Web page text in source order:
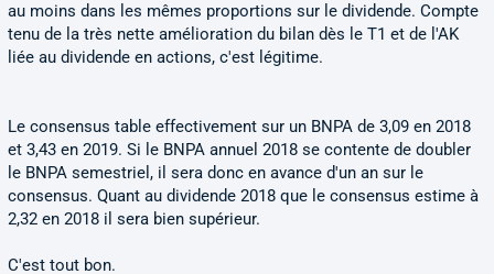
au moins dans les mêmes proportions sur le dividende. Compte
tenu de la très nette amélioration du bilan dès le T1 et de l'AK
liée au dividende en actions, c'est légitime.
Le consensus table effectivement sur un BNPA de 3,09 en 2018
et 3,43 en 2019. Si le BNPA annuel 2018 se contente de doubler
le BNPA semestriel, il sera donc en avance d'un an sur le
consensus. Quant au dividende 2018 que le consensus estime à
2,32 en 2018 il sera bien supérieur.
C'est tout bon.